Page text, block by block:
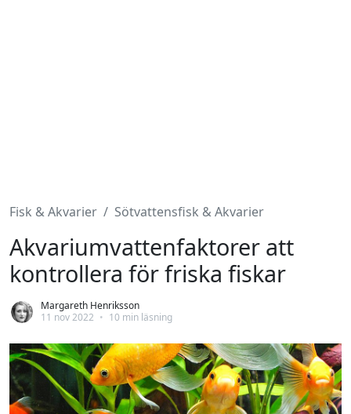
Fisk & Akvarier Sötvattensfisk & Akvarier
Akvariumvattenfaktorer att
kontrollera för friska fiskar
Margareth Henriksson
11 nov 2022 • 10 min läsning